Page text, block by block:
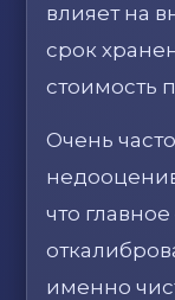
влияет на
срок
стоимость
Очень
что
именно